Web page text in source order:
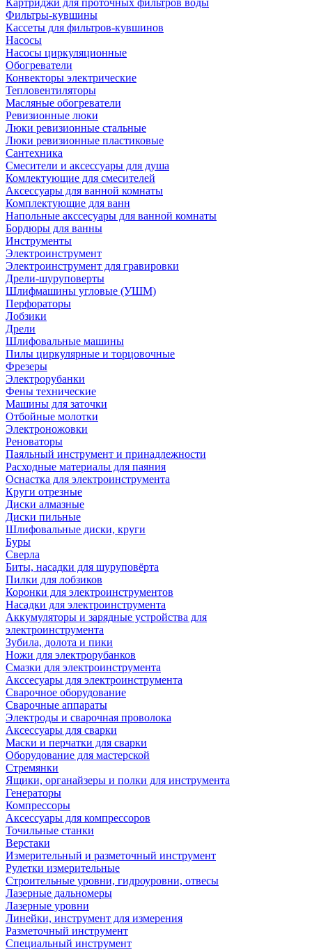
Картриджи для проточных фильтров воды
Фильтры-кувшины
Кассеты для фильтров-кувшинов
Насосы
Насосы циркуляционные
Обогреватели
Конвекторы электрические
Тепловентиляторы
Масляные обогреватели
Ревизионные люки
Люки ревизионные стальные
Люки ревизионные пластиковые
Сантехника
Смесители и аксессуары для душа
Комлектующие для смесителей
Аксессуары для ванной комнаты
Комплектующие для ванн
Напольные акссесуары для ванной комнаты
Бордюры для ванны
Инструменты
Электроинструмент
Электроинструмент для гравировки
Дрели-шуруповерты
Шлифмашины угловые (УШМ)
Перфораторы
Лобзики
Дрели
Шлифовальные машины
Пилы циркулярные и торцовочные
Фрезеры
Электрорубанки
Фены технические
Машины для заточки
Отбойные молотки
Электроножовки
Реноваторы
Паяльный инструмент и принадлежности
Расходные материалы для паяния
Оснастка для электроинструмента
Круги отрезные
Диски алмазные
Диски пильные
Шлифовальные диски, круги
Буры
Сверла
Биты, насадки для шуруповёрта
Пилки для лобзиков
Коронки для электроинструментов
Насадки для электроинструмента
Аккумуляторы и зарядные устройства для
электроинструмента
Зубила, долота и пики
Ножи для электрорубанков
Смазки для электроинструмента
Акссесуары для электроинструмента
Сварочное оборудование
Сварочные аппараты
Электроды и сварочная проволока
Аксессуары для сварки
Маски и перчатки для сварки
Оборудование для мастерской
Стремянки
Ящики, органайзеры и полки для инструмента
Генераторы
Компрессоры
Аксессуары для компрессоров
Точильные станки
Верстаки
Измерительный и разметочный инструмент
Рулетки измерительные
Строительные уровни, гидроуровни, отвесы
Лазерные дальномеры
Лазерные уровни
Линейки, инструмент для измерения
Разметочный инструмент
Специальный инструмент